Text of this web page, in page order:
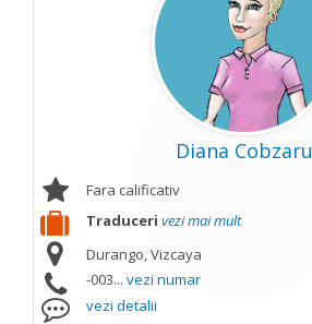
Diana Cobzaru
Fara calificativ
Traduceri vezi mai mult
Durango, Vizcaya
-003... vezi numar
vezi detalii